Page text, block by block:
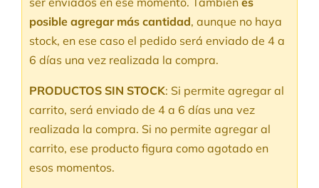
posible agregar más cantidad, aunque no haya
stock, en ese caso el pedido será enviado de 4 a
6 días una vez realizada la compra.
PRODUCTOS SIN STOCK: Si permite agregar al
carrito, será enviado de 4 a 6 días una vez
realizada la compra. Si no permite agregar al
carrito, ese producto figura como agotado en
esos momentos.